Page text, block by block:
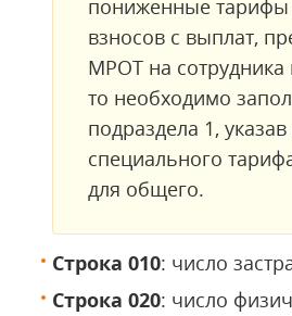
пониженные тарифы
взносов с выплат,
МРОТ на сотрудника
то необходимо
подраздела 1,
специального
для общего.
Строка 010: число
Строка 020: число